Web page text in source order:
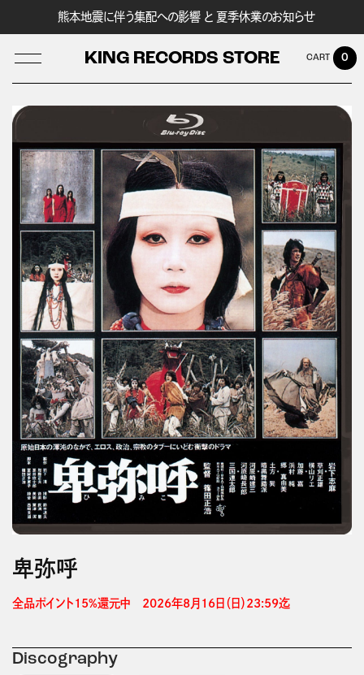
熊本地震に伴う集配への影響 と 夏季休業のお知らせ
KING RECORDS STORE
LOG IN
0
卑弥呼
全品ポイント15%還元中　2026年8月16日（日）23:59迄
Discography